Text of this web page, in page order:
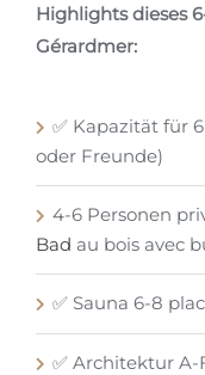
Highlights dieses
Gérardmer:
✅ Kapazität für
oder Freunde)
4-6 Personen
Bad au bois avec
✅ Sauna 6-8
✅ Architektur